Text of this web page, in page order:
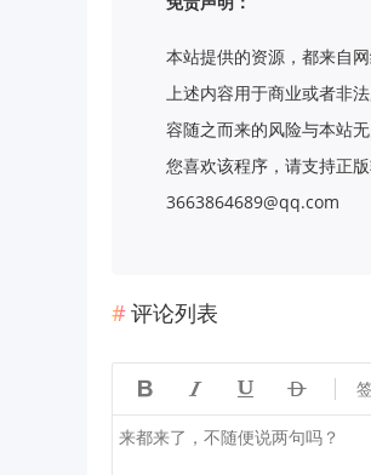
本站提供的资源，都来自
上述内容用于商业或者非
容随之而来的风险与本站
您喜欢该程序，请支持正
3663864689@qq.com
评论列表
   